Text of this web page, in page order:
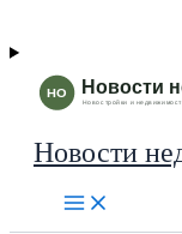
Новости